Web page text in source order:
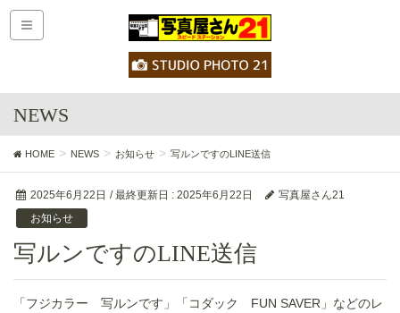
NEWS
HOME NEWS お知らせ 写ルンですのLINE送信
2025年6月22日 / 最終更新日 : 2025年6月22日
写真屋さん21
お知らせ
写ルンですのLINE送信
「フジカラー 写ルンです」「コダック FUN SAVER」などのレ